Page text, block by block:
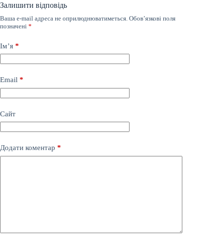
Залишити відповідь
Ваша e-mail адреса не оприлюднюватиметься. Обов’язкові поля
позначені *
Ім’я *
Email *
Сайт
Додати коментар *